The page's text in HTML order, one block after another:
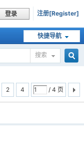
登录 注册[Register]
快捷导航
搜索
2 4 / 4 页